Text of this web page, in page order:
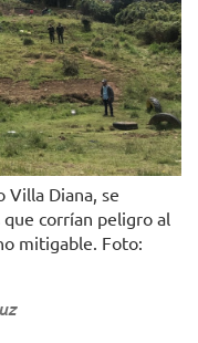
Villa Diana, se
corrían peligro al
mitigable. Foto: